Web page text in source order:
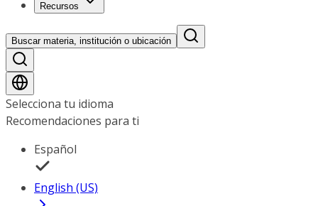
Recursos
Buscar materia, institución o ubicación
Selecciona tu idioma
Recomendaciones para ti
Español
English (US)